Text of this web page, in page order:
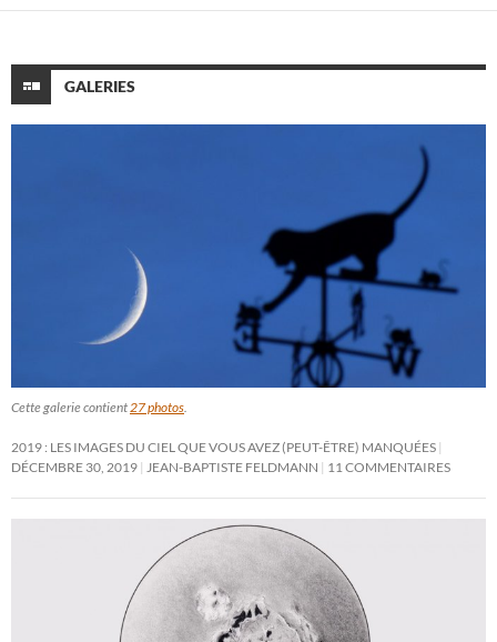
GALERIES
Cette galerie contient 27 photos
2019 : LES IMAGES DU CIEL QUE VOUS AVEZ (PEUT-ÊTRE) MANQUÉES
DÉCEMBRE 30, 2019
JEAN-BAPTISTE FELDMANN 11 COMMENTAIRES